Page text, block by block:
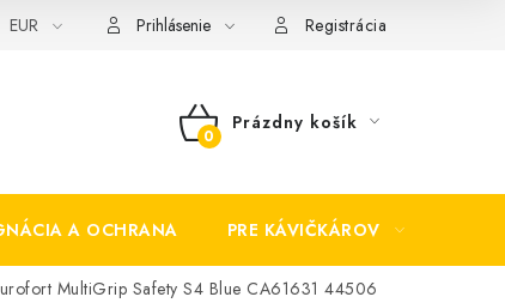
EUR Prihlásenie Registrácia
NÁKUPNÝ
Prázdny košík
A OCHRANA PRE KÁVIČKÁROV
MultiGrip Safety S4 Blue CA61631 44506